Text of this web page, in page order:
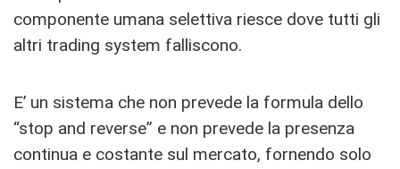
componente umana selettiva riesce dove tutti gli
altri trading system falliscono.
E’ un sistema che non prevede la formula dello
“stop and reverse” e non prevede la presenza
continua e costante sul mercato, fornendo solo